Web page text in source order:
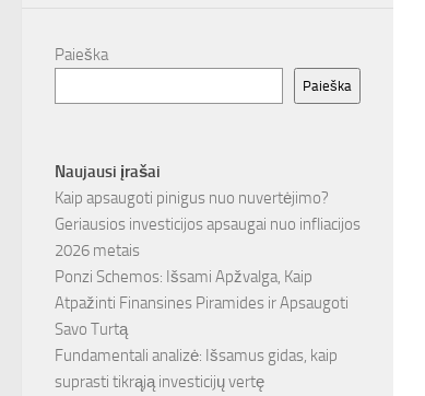
Paieška
Paieška
Naujausi įrašai
Kaip apsaugoti pinigus nuo nuvertėjimo?
Geriausios investicijos apsaugai nuo infliacijos
2026 metais
Ponzi Schemos: Išsami Apžvalga, Kaip
Atpažinti Finansines Piramides ir Apsaugoti
Savo Turtą
Fundamentali analizė: Išsamus gidas, kaip
suprasti tikrąją investicijų vertę